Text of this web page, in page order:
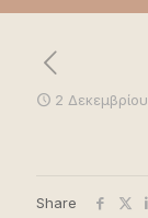
2
Share